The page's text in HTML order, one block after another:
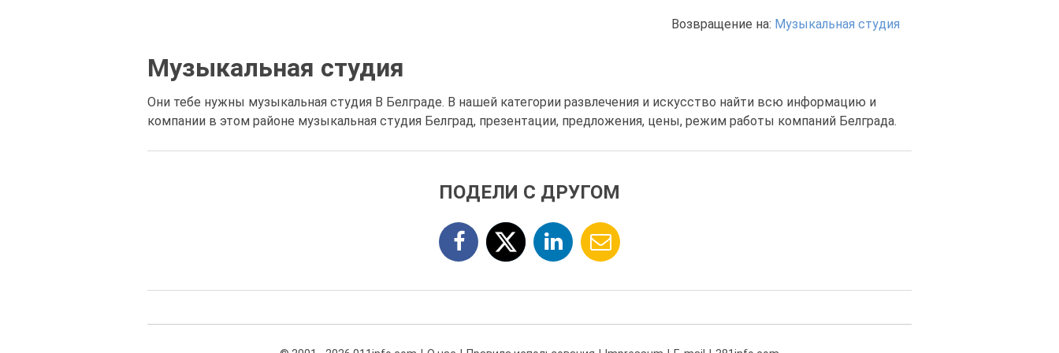
Возвращение на: Музыкальная студия
Музыкальная студия
Они тебе нужны музыкальная студия В Белграде. В нашей категории развлечения и искусство найти всю информацию и
компании в этом районе музыкальная студия Белград, презентации, предложения, цены, режим работы компаний Белграда.
ПОДЕЛИ С ДРУГОМ